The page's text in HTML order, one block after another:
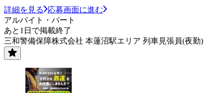
詳細を見る
応募画面に進む
アルバイト・パート
あと1日で掲載終了
三和警備保障株式会社 本蓮沼駅エリア 列車見張員(夜勤)